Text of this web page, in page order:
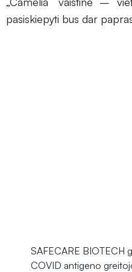
pasiskiepyti bus dar
SAFECARE BIOTECH
COVID antigeno